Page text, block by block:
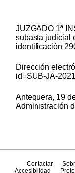
JUZGADO 1ª
subasta judicial
identificación
Dirección
id=SUB-JA-
Antequera, 19
Administración
Contactar
Accesibilidad